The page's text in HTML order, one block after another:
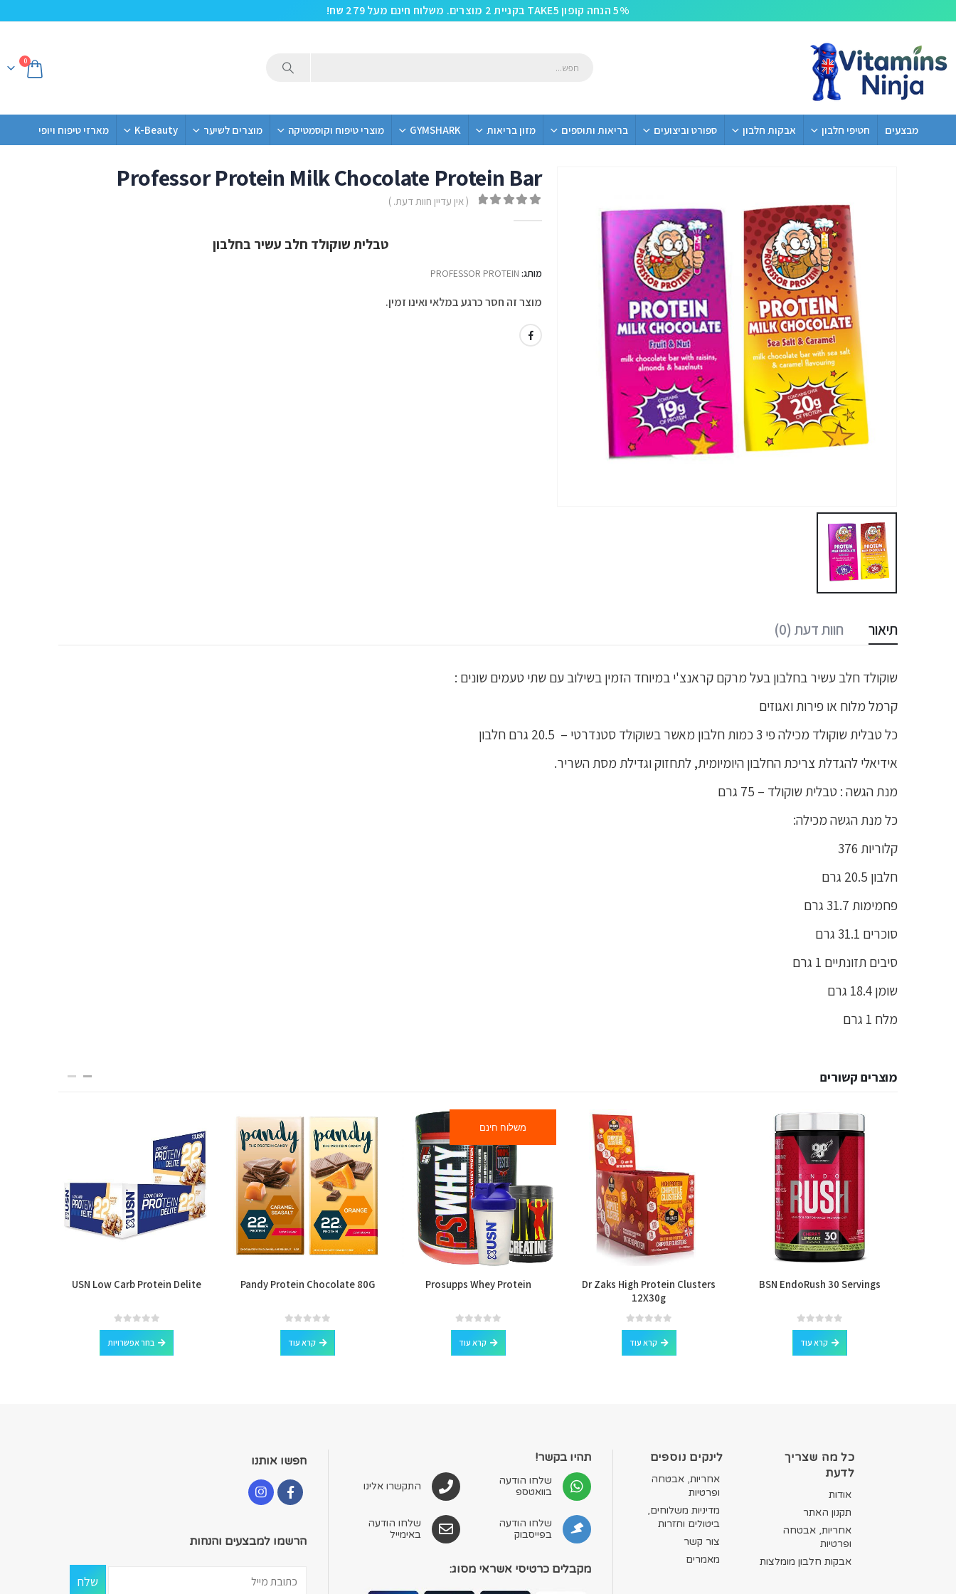
5% הנחה קופון TAKE5 בקניית 2 מוצרים. משלוח חינם מעל 279 שח!
0
מבצעים חטיפי חלבון אבקות חלבון ספורט וביצועים בריאות ותוספים מזון בריאות GYMSHARK מוצרי טיפוח וקוסמטיקה מוצרים לשיער K-Beauty מארזי טיפוח ויופי
Professor Protein Milk Chocolate Protein Bar
( אין עדיין חוות דעת. )
טבלית שוקולד חלב עשיר בחלבון
מותג: PROFESSOR PROTEIN
מוצר זה חסר כרגע במלאי ואינו זמין.
תיאור חוות דעת (0)
שוקולד חלב עשיר בחלבון בעל מרקם קראנצ'י במיוחד הזמין בשילוב עם שתי טעמים שונים :
קרמל מלוח או פירות ואגוזים
כל טבלית שוקולד מכילה פי 3 כמות חלבון מאשר בשוקולד סטנדרטי – 20.5 גרם חלבון
אידיאלי להגדלת צריכת החלבון היומיומית, לתחזוק וגדילת מסת השריר.
מנת הגשה : טבלית שוקולד – 75 גרם
כל מנת הגשה מכילה:
קלוריות 376
חלבון 20.5 גרם
פחמימות 31.7 גרם
סוכרים 31.1 גרם
סיבים תזונתיים 1 גרם
שומן 18.4 גרם
מלח 1 גרם
מוצרים קשורים
BSN EndoRush 30 Servings
0
out of 5
קרא עוד
Dr Zaks High Protein Clusters
12X30g
0
out of 5
קרא עוד
משלוח חינם
Prosupps Whey Protein
0
out of 5
קרא עוד
Pandy Protein Chocolate 80G
0
out of 5
קרא עוד
USN Low Carb Protein Delite
0
out of 5
בחר אפשרויות
למוצר זה יש מספר סוגים. ניתן לבחור את האפשרויות בעמוד המוצר
כל מה שצריך
לדעת
אודות
תקנון האתר
אחריות, אבטחה
ופרטיות
אבקות חלבון מומלצות
לינקים נוספים
אחריות, אבטחה
ופרטיות
מדיניות משלוחים,
ביטולים וחזרות
צור קשר
מאמרים
תהיו בקשר!
שלחו הודעה
בוואטספ
שלחו הודעה
בפייסבוק
התקשרו אלינו
שלחו הודעה
באימייל
מקבלים כרטיסי אשראי מסוג:
חפשו אותנו
הרשמו למבצעים והנחות